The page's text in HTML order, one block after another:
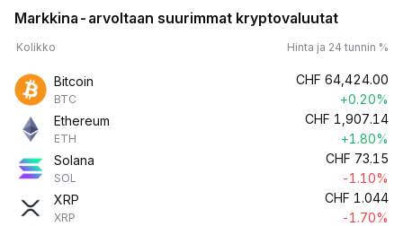
Markkina-arvoltaan suurimmat kryptovaluutat
Kolikko Hinta ja 24 tunnin %
Bitcoin
BTC
CHF 64,424.00
+0.20%
Ethereum
ETH
CHF 1,907.14
+1.80%
Solana
SOL
CHF 73.15
-1.10%
XRP
XRP
CHF 1.044
-1.70%